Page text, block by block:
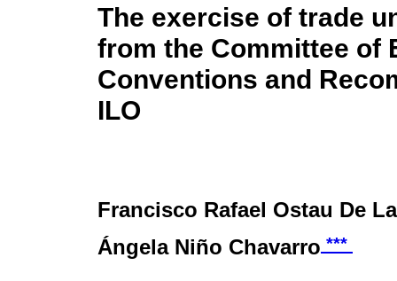
The exercise of trade
from the Committee of
Conventions and
ILO
Francisco Rafael Ostau De
Ángela Niño Chavarro ***